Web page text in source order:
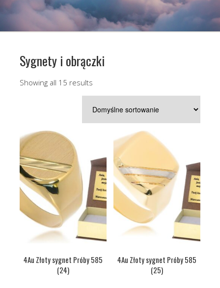
Sygnety i obrączki
Showing all 15 results
4Au Złoty sygnet Próby 585
(24)
4Au Złoty sygnet Próby 585
(25)